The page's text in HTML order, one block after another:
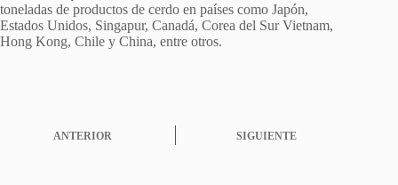
toneladas de productos de cerdo en países como Japón,
Estados Unidos, Singapur, Canadá, Corea del Sur Vietnam,
Hong Kong, Chile y China, entre otros.
ANTERIOR SIGUIENTE